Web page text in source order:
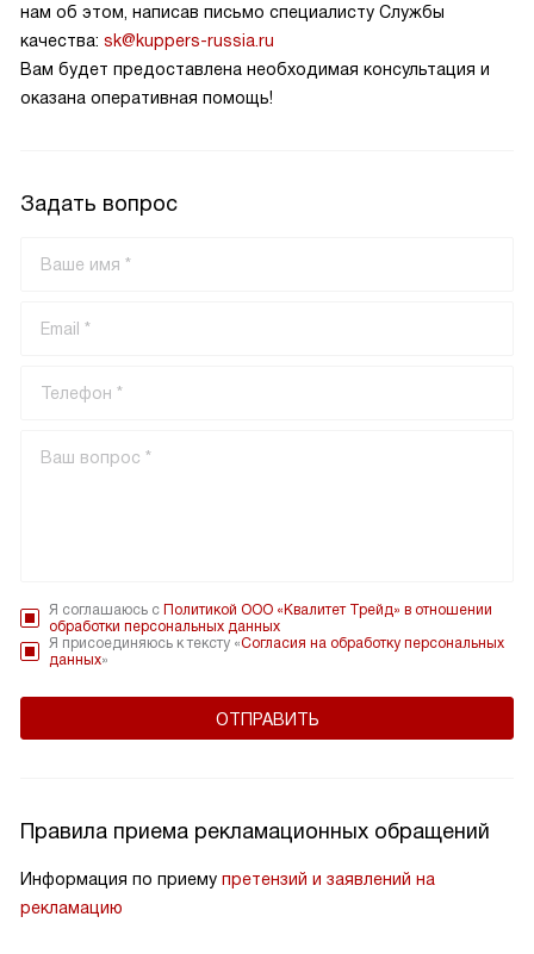
нам об этом, написав письмо специалисту Службы
качества: sk@kuppers-russia.ru
Вам будет предоставлена необходимая консультация и
оказана оперативная помощь!
Задать вопрос
Я соглашаюсь с Политикой ООО «Квалитет Трейд» в отношении
обработки персональных данных
Я присоединяюсь к тексту «Согласия на обработку персональных
данных»
Правила приема рекламационных обращений
Информация по приему претензий и заявлений на
рекламацию